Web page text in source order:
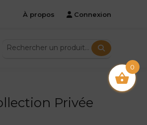
À propos Connexion
Privée
0